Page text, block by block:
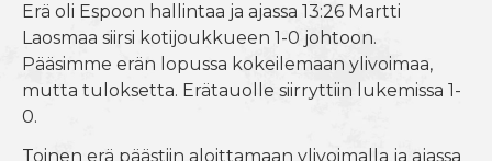
Erä oli Espoon hallintaa ja ajassa 13:26 Martti
Laosmaa siirsi kotijoukkueen 1-0 johtoon.
Pääsimme erän lopussa kokeilemaan ylivoimaa,
mutta tuloksetta. Erätauolle siirryttiin lukemissa 1-
0.
Toinen erä päästiin aloittamaan ylivoimalla ja ajassa